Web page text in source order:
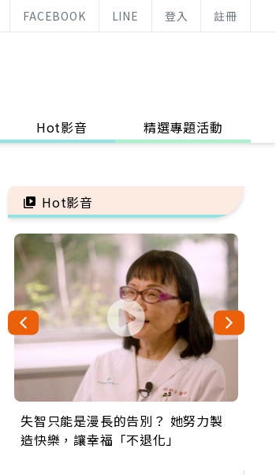
FACEBOOK LINE 登入 註冊
Hot影音 精選專題活動
Hot影音
失智只能是漫長的告別？ 她努力製
造快樂，讓幸福「不退化」
來自剛果的巧克力神父 為台灣奉獻
36年 「台灣是我的家，我連作夢都
63歲卸矽谷副總、搬回台灣找快
樂！「蛋黃哥小丑」走進安養院，
104歲打破金氏世界紀錄 成為全球
最年長羽球選手，分享長壽的秘密
事業巔峰他選擇追夢…黑手阿伯拉
小提琴還登上小巨蛋！連CNN都大